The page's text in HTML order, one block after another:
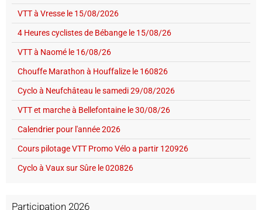
VTT à Vresse le 15/08/2026
4 Heures cyclistes de Bébange le 15/08/26
VTT à Naomé le 16/08/26
Chouffe Marathon à Houffalize le 160826
Cyclo à Neufchâteau le samedi 29/08/2026
VTT et marche à Bellefontaine le 30/08/26
Calendrier pour l'année 2026
Cours pilotage VTT Promo Vélo a partir 120926
Cyclo à Vaux sur Sûre le 020826
Participation 2026